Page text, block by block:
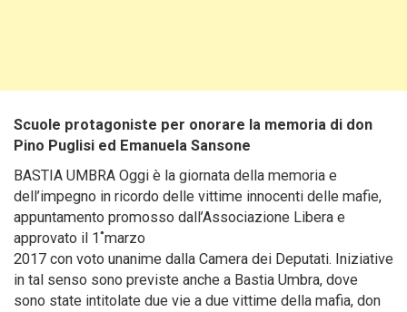
Scuole protagoniste per onorare la memoria di don
Pino Puglisi ed Emanuela Sansone
BASTIA UMBRA Oggi è la giornata della memoria e
dell’impegno in ricordo delle vittime innocenti delle mafie,
appuntamento promosso dall’Associazione Libera e
approvato il 1˚marzo
2017 con voto unanime dalla Camera dei Deputati. Iniziative
in tal senso sono previste anche a Bastia Umbra, dove
sono state intitolate due vie a due vittime della mafia, don